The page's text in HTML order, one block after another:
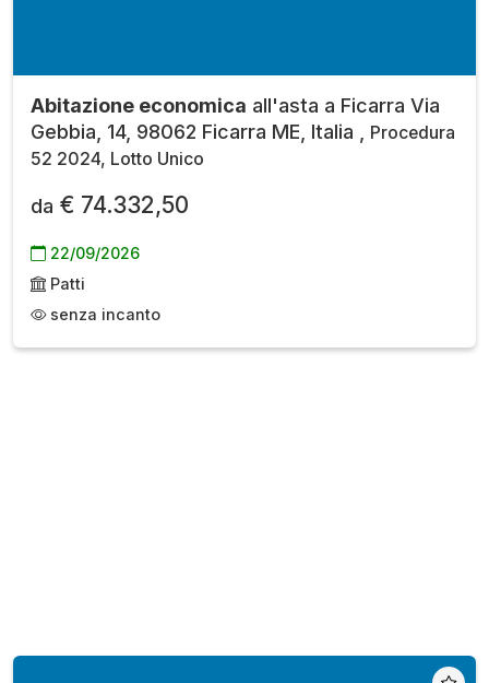
Abitazione economica all'asta a Ficarra Via
Gebbia, 14, 98062 Ficarra ME, Italia ,
Procedura
52 2024, Lotto Unico
da € 74.332,50
22/09/2026
Patti
senza incanto